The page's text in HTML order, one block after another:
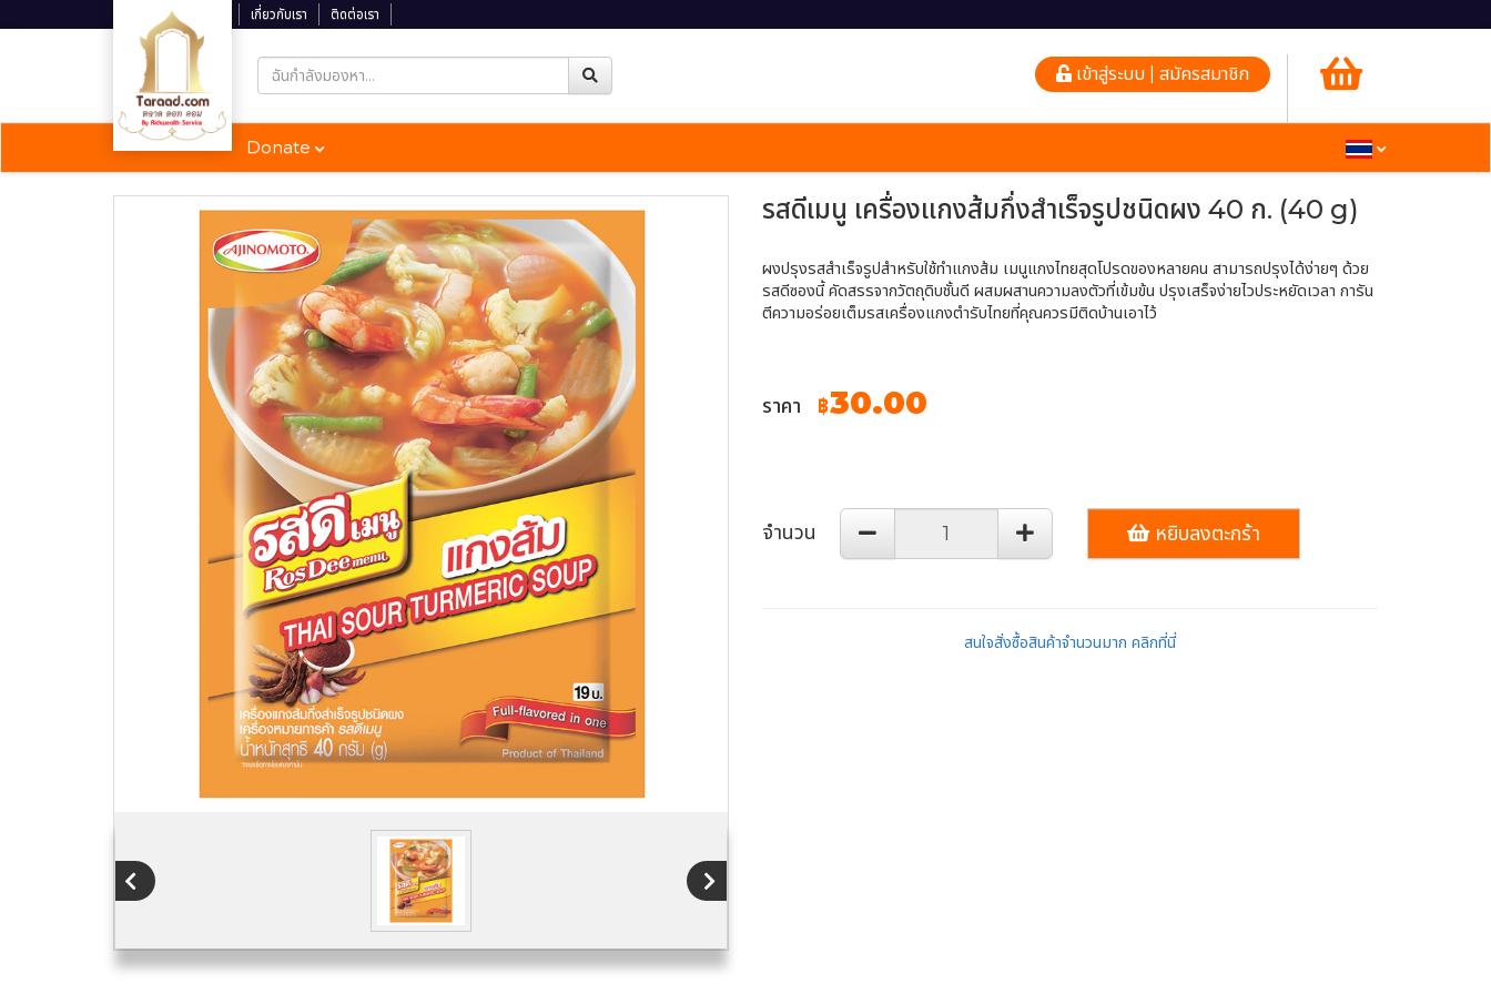
ติดตามสถานะจัดส่ง เกี่ยวกับเรา ติดต่อเรา
เข้าสู่ระบบ | สมัครสมาชิก
Donate
รสดีเมนู เครื่องแกงส้มกึ่งสำเร็จรูปชนิดผง 40 ก. (40 g)
ผงปรุงรสสำเร็จรูปสำหรับใช้ทำแกงส้ม เมนูแกงไทยสุดโปรดของหลายคน สามารถปรุงได้ง่ายๆ ด้วย
รสดีซองนี้ คัดสรรจากวัตถุดิบชั้นดี ผสมผสานความลงตัวที่เข้มข้น ปรุงเสร็จง่ายไวประหยัดเวลา การัน
ตีความอร่อยเต็มรสเครื่องแกงตำรับไทยที่คุณควรมีติดบ้านเอาไว้
ราคา ฿30.00
จำนวน หยิบลงตะกร้า
สนใจสั่งซื้อสินค้าจำนวนมาก คลิกที่นี่